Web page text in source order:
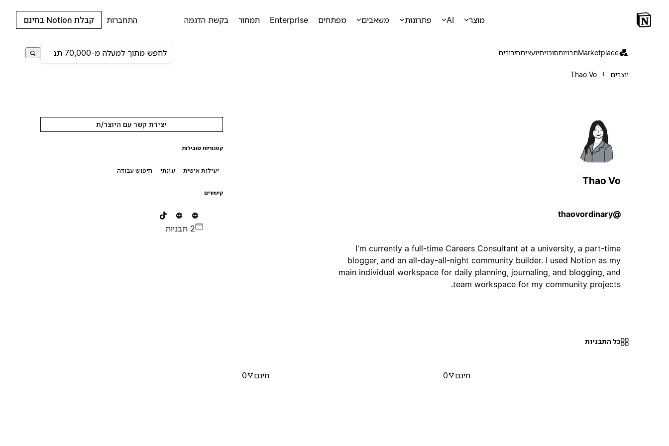
מוצר AI פתרונות משאבים מפתחים Enterprise תמחור בקשת הדגמה התחברות קבלת Notion בחינם
Marketplaceתבניותסוכניםיועציםחיבורים
יוצרים Thao Vo
Thao Vo
@thaovordinary
I'm currently a full-time Careers Consultant at a university, a part-time
blogger, and an all-day-all-night community builder. I used Notion as my
main individual workspace for daily planning, journaling, and blogging, and
team workspace for my community projects.
יצירת קשר עם היוצר/ת
קטגוריות מובילות
יעילות אישית עונתי חיפוש עבודה
קישורים
2 תבניות
כל התבניות
חינם 0 חינם 0